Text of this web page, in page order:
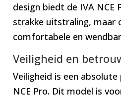
design biedt de IVA NCE
strakke uitstraling, maar
comfortabele en
Veiligheid en
Veiligheid is een
NCE Pro. Dit model is